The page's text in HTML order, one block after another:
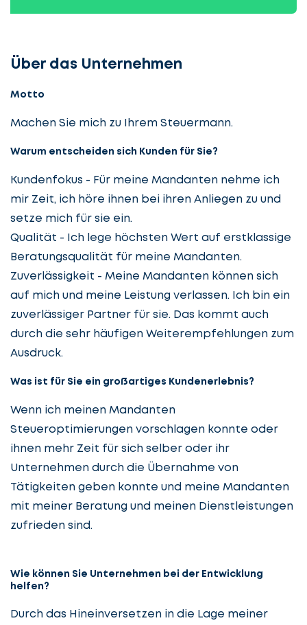
Über das Unternehmen
Motto
Machen Sie mich zu Ihrem Steuermann.
Warum entscheiden sich Kunden für Sie?
Kundenfokus - Für meine Mandanten nehme ich
mir Zeit, ich höre ihnen bei ihren Anliegen zu und
setze mich für sie ein.
Qualität - Ich lege höchsten Wert auf erstklassige
Beratungsqualität für meine Mandanten.
Zuverlässigkeit - Meine Mandanten können sich
auf mich und meine Leistung verlassen. Ich bin ein
zuverlässiger Partner für sie. Das kommt auch
durch die sehr häufigen Weiterempfehlungen zum
Ausdruck.
Was ist für Sie ein großartiges Kundenerlebnis?
Wenn ich meinen Mandanten
Steueroptimierungen vorschlagen konnte oder
ihnen mehr Zeit für sich selber oder ihr
Unternehmen durch die Übernahme von
Tätigkeiten geben konnte und meine Mandanten
mit meiner Beratung und meinen Dienstleistungen
zufrieden sind.
Wie können Sie Unternehmen bei der Entwicklung
helfen?
Durch das Hineinversetzen in die Lage meiner